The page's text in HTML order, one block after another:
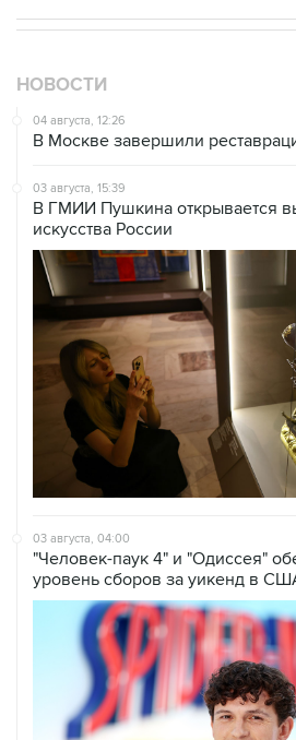
НОВОСТИ
04 августа, 12:26
В Москве завершили
03 августа, 15:39
В ГМИИ Пушкина открывается
искусства России
03 августа, 04:00
"Человек-паук 4" и "Одиссея"
уровень сборов за уикенд в